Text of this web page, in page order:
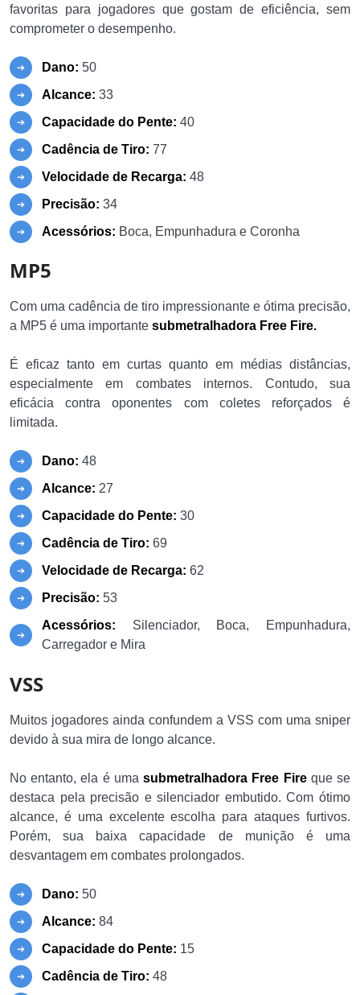
favoritas para jogadores que gostam de eficiência, sem
comprometer o desempenho.
Dano: 50
Alcance: 33
Capacidade do Pente: 40
Cadência de Tiro: 77
Velocidade de Recarga: 48
Precisão: 34
Acessórios: Boca, Empunhadura e Coronha
MP5
Com uma cadência de tiro impressionante e ótima precisão,
a MP5 é uma importante submetralhadora Free Fire.
É eficaz tanto em curtas quanto em médias distâncias,
especialmente em combates internos. Contudo, sua
eficácia contra oponentes com coletes reforçados é
limitada.
Dano: 48
Alcance: 27
Capacidade do Pente: 30
Cadência de Tiro: 69
Velocidade de Recarga: 62
Precisão: 53
Acessórios: Silenciador, Boca, Empunhadura,
Carregador e Mira
VSS
Muitos jogadores ainda confundem a VSS com uma sniper
devido à sua mira de longo alcance.
No entanto, ela é umasubmetralhadora Free Fireque se
destaca pela precisão e silenciador embutido. Com ótimo
alcance, é uma excelente escolha para ataques furtivos.
Porém, sua baixa capacidade de munição é uma
desvantagem em combates prolongados.
Dano: 50
Alcance: 84
Capacidade do Pente: 15
Cadência de Tiro: 48